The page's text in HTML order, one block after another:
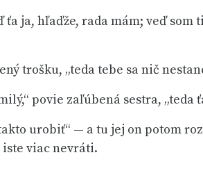
ťa ja, hľaďže, rada mám; veď
trošku, „teda tebe sa nič
povie zaľúbená sestra,
urobiť“ — a tu jej on potom
iste viac nevráti.